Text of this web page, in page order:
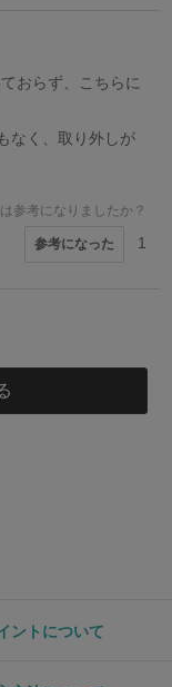
おらず、こちらに
なく、取り外しが
参考になりましたか？
参考になった 1
参考になりましたか？
ントについて